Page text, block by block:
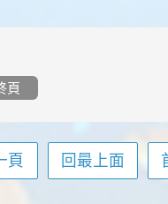
頁
頁 回最上面